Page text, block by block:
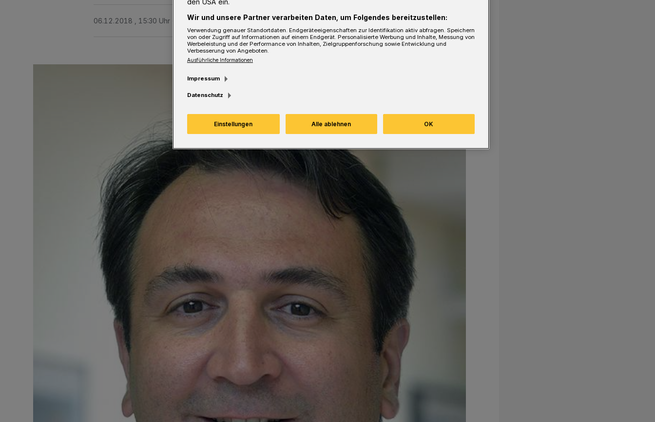
06.12.2018 , 15:30 Uhr 4 Minuten Lesezeit
den USA ein.
Wir und unsere Partner verarbeiten Daten, um Folgendes bereitzustellen:
Verwendung genauer Standortdaten. Endgeräteeigenschaften zur Identifikation aktiv abfragen. Speichern
von oder Zugriff auf Informationen auf einem Endgerät. Personalisierte Werbung und Inhalte, Messung von
Werbeleistung und der Performance von Inhalten, Zielgruppenforschung sowie Entwicklung und
Verbesserung von Angeboten.
Ausführliche Informationen
Impressum
Datenschutz
Einstellungen Alle ablehnen OK